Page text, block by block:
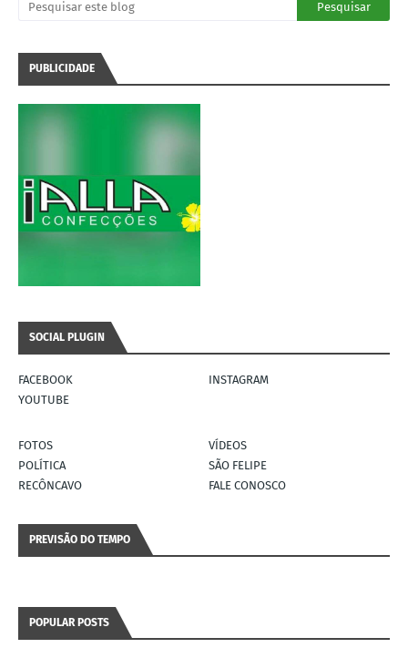
PUBLICIDADE
SOCIAL PLUGIN
FACEBOOK
INSTAGRAM
YOUTUBE
FOTOS
VÍDEOS
POLÍTICA
SÃO FELIPE
RECÔNCAVO
FALE CONOSCO
PREVISÃO DO TEMPO
POPULAR POSTS